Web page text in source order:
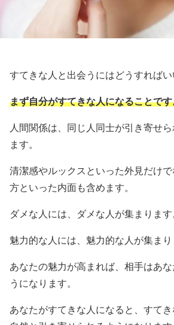
すてきな人と出会うにはどうすればい
まず自分がすてきな人になることです
人間関係は、同じ人同士が引き寄せ
ます。
清潔感やルックスといった外見だけで
方といった内面も含めます。
ダメな人には、ダメな人が集まります
魅力的な人には、魅力的な人が集まり
あなたの魅力が高まれば、相手はあ
うになります。
あなたがすてきな人になると、すてき